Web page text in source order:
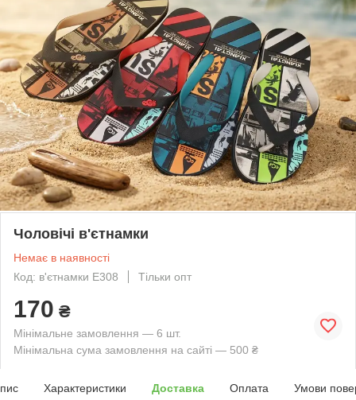
Чоловічі в'єтнамки
Немає в наявності
Код: в'єтнамки Е308
Тільки опт
170 ₴
Мінімальне замовлення — 6 шт.
Мінімальна сума замовлення на сайті — 500 ₴
Характеристики Доставка Оплата Умови